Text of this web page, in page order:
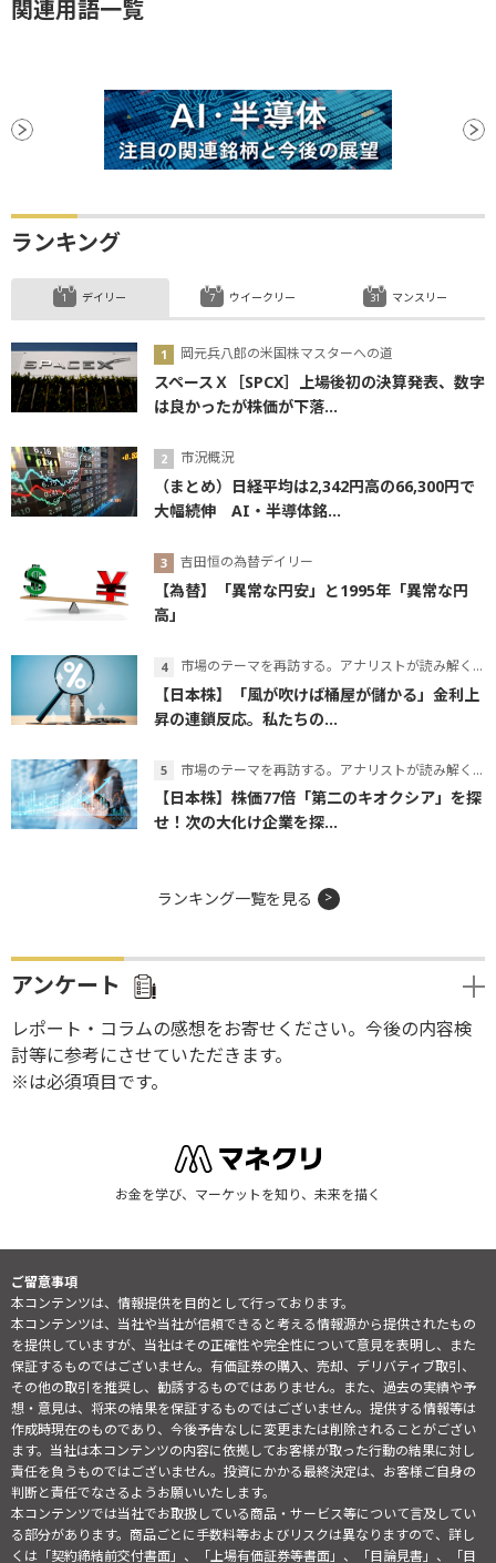
関連用語一覧
ランキング
デイリー
岡元兵八郎の米国株マスターへの道
スペースＸ［SPCX］上場後初の決算発表、数字
は良かったが株価が下落...
市況概況
（まとめ）日経平均は2,342円高の66,300円で
大幅続伸 AI・半導体銘...
吉田恒の為替デイリー
【為替】「異常な円安」と1995年「異常な円
高」
市場のテーマを再訪する。アナリストが読み解くテーマの本質
【日本株】「風が吹けば桶屋が儲かる」金利上
昇の連鎖反応。私たちの...
市場のテーマを再訪する。アナリストが読み解くテーマの本質
【日本株】株価77倍「第二のキオクシア」を探
せ！次の大化け企業を探...
ウイークリー マンスリー
ランキング一覧を見る
アンケート
レポート・コラムの感想をお寄せください。今後の内容検
討等に参考にさせていただきます。
※は必須項目です。
お金を学び、マーケットを知り、未来を描く
ご留意事項
本コンテンツは、情報提供を目的として行っております。
本コンテンツは、当社や当社が信頼できると考える情報源から提供されたもの
を提供していますが、当社はその正確性や完全性について意見を表明し、また
保証するものではございません。有価証券の購入、売却、デリバティブ取引、
その他の取引を推奨し、勧誘するものではありません。また、過去の実績や予
想・意見は、将来の結果を保証するものではございません。提供する情報等は
作成時現在のものであり、今後予告なしに変更または削除されることがござい
ます。当社は本コンテンツの内容に依拠してお客様が取った行動の結果に対し
責任を負うものではございません。投資にかかる最終決定は、お客様ご自身の
判断と責任でなさるようお願いいたします。
本コンテンツでは当社でお取扱している商品・サービス等について言及してい
る部分があります。商品ごとに手数料等およびリスクは異なりますので、詳し
くは「契約締結前交付書面」、「上場有価証券等書面」、「目論見書」、「目